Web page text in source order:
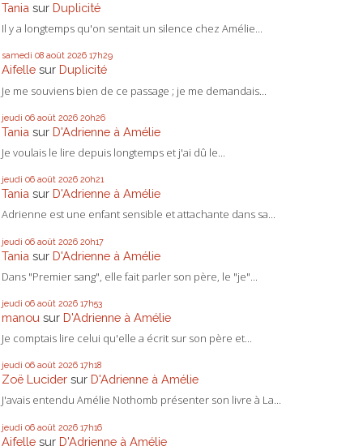
Tania sur Duplicité
Il y a longtemps qu'on sentait un silence chez Amélie...
samedi 08 août 2026 17h29
Aifelle sur Duplicité
Je me souviens bien de ce passage ; je me demandais...
jeudi 06 août 2026 20h26
Tania sur D'Adrienne à Amélie
Je voulais le lire depuis longtemps et j'ai dû le...
jeudi 06 août 2026 20h21
Tania sur D'Adrienne à Amélie
Adrienne est une enfant sensible et attachante dans sa...
jeudi 06 août 2026 20h17
Tania sur D'Adrienne à Amélie
Dans "Premier sang", elle fait parler son père, le "je"...
jeudi 06 août 2026 17h53
manou sur D'Adrienne à Amélie
Je comptais lire celui qu'elle a écrit sur son père et...
jeudi 06 août 2026 17h18
Zoë Lucider sur D'Adrienne à Amélie
J'avais entendu Amélie Nothomb présenter son livre à La...
jeudi 06 août 2026 17h16
Aifelle sur D'Adrienne à Amélie